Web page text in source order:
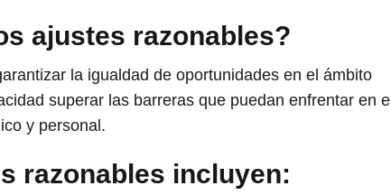
ajustes razonables?
la igualdad de oportunidades en el ámbito
superar las barreras que puedan enfrentar en el
y personal.
razonables incluyen: